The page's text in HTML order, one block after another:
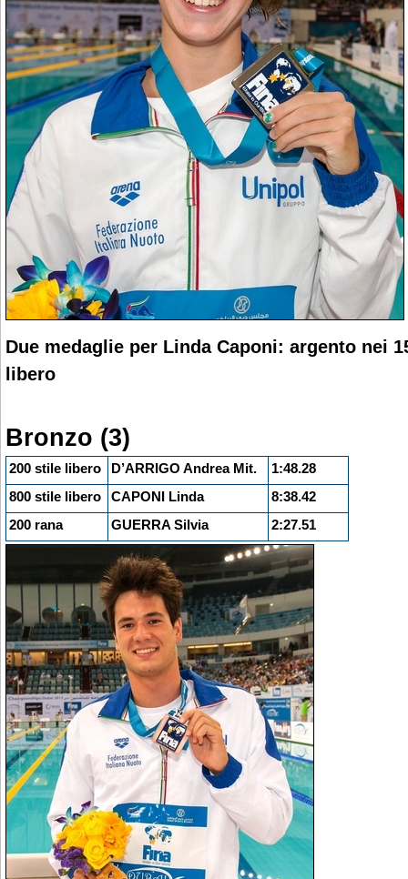
Due medaglie per Linda Caponi: argento nei
libero
Bronzo (3)
200 stile libero D’ARRIGO Andrea Mit.
1:48.28
800 stile libero
CAPONI Linda
8:38.42
200 rana
GUERRA Silvia 2:27.51